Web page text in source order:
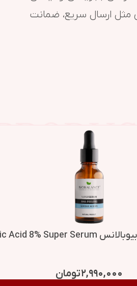
مثل ارسال سریع، ضمانت
محصولات مشابه
۲,۹۹۰,۰۰۰تومان